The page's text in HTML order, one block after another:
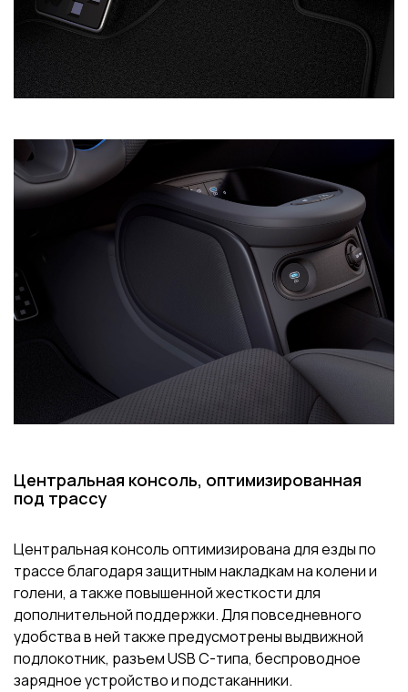
Центральная консоль, оптимизированная
под трассу
Центральная консоль оптимизирована для езды по
трассе благодаря защитным накладкам на колени и
голени, а также повышенной жесткости для
дополнительной поддержки. Для повседневного
удобства в ней также предусмотрены выдвижной
подлокотник, разъем USB C-типа, беспроводное
зарядное устройство и подстаканники.